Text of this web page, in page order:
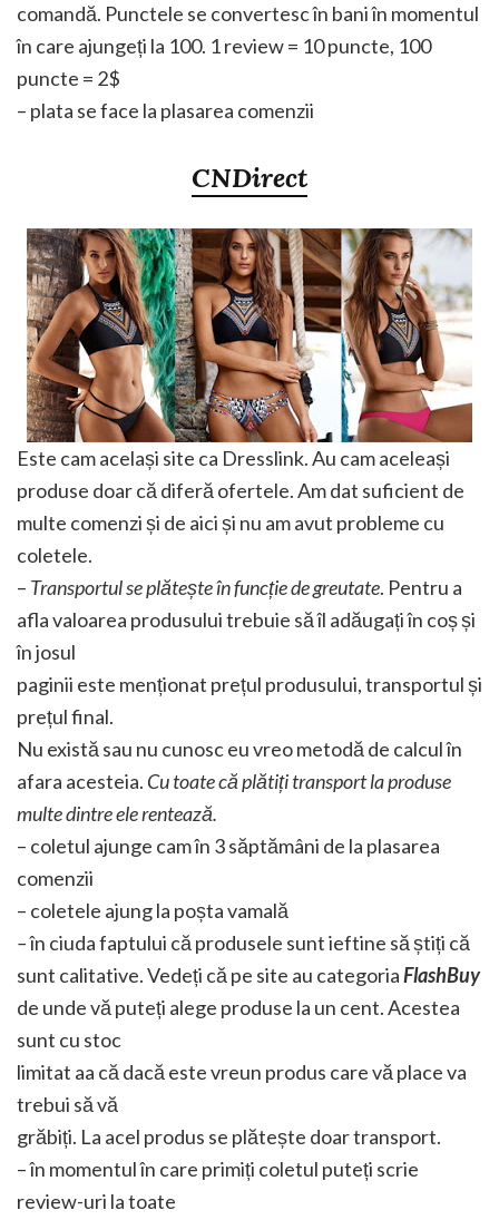
comandă. Punctele se convertesc în bani în momentul
în care ajungeți la 100. 1 review = 10 puncte, 100
puncte = 2$
– plata se face la plasarea comenzii
CNDirect
Este cam același site ca Dresslink. Au cam aceleași
produse doar că diferă ofertele. Am dat suficient de
multe comenzi și de aici și nu am avut probleme cu
coletele.
– Transportul se plătește în funcție de greutate. Pentru a
afla valoarea produsului trebuie să îl adăugați în coș și
în josul
paginii este menționat prețul produsului, transportul și
prețul final.
Nu există sau nu cunosc eu vreo metodă de calcul în
afara acesteia. Cu toate că plătiți transport la produse
multe dintre ele rentează.
– coletul ajunge cam în 3 săptămâni de la plasarea
comenzii
– coletele ajung la poșta vamală
–în ciuda faptului că produsele sunt ieftine să știți că
sunt calitative. Vedeți că pe site au categoriaFlashBuy
de unde vă puteți alege produse la un cent. Acestea
sunt cu stoc
limitat aa că dacă este vreun produs care vă place va
trebui să vă
grăbiți. La acel produs se plătește doar transport.
– în momentul în care primiți coletul puteți scrie
review-uri la toate